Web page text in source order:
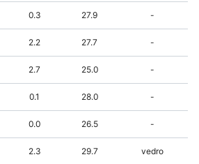
0.3 27.9 -
2.2 27.7 -
2.7 25.0 -
0.1 28.0 -
0.0 26.5 -
2.3 29.7 vedro